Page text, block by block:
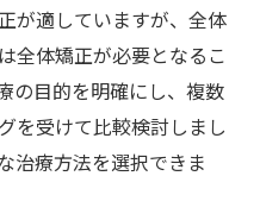
が適していますが、全体
全体矯正が必要となるこ
の目的を明確にし、複数
を受けて比較検討しまし
治療方法を選択できま